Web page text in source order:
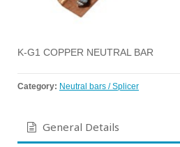
K-G1 COPPER NEUTRAL BAR
Category: Neutral bars / Splicer
General Details